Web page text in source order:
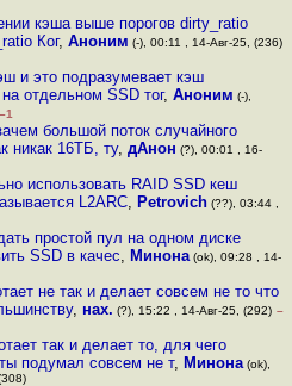
кэша выше порогов dirty_ratio
Ког,Аноним (-), 00:11 , 14-Авг-25, (236)
и это подразумевает кэш
отдельном SSD тог, Аноним (-),
–1
большой поток случайного
никак 16ТБ, ту,дАнон (?), 00:01 , 16-
использовать RAID SSD кеш
L2ARC, Petrovich(??), 03:44 ,
простой пул на одном диске
SSD в качес, Минона(ok), 09:28 , 14-
не так и делает совсем не то что
, нах. (?), 15:22 , 14-Авг-25, (292) –
так и делает то, для чего
подумал совсем не т, Минона(ok),